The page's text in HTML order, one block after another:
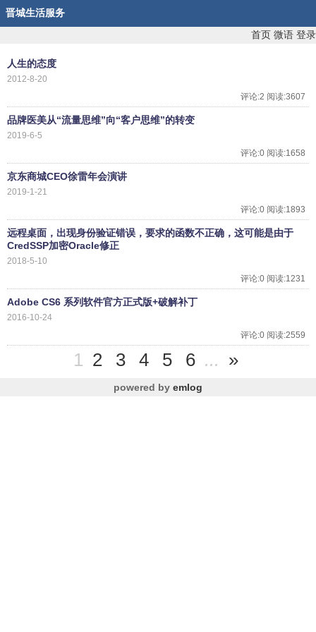
晋城生活服务
首页 微语 登录
人生的态度
2012-8-20
评论:2 阅读:3607
品牌医美从“流量思维”向“客户思维”的转变
2019-6-5
评论:0 阅读:1658
京东商城CEO徐雷年会演讲
2019-1-21
评论:0 阅读:1893
远程桌面，出现身份验证错误，要求的函数不正确，这可能是由于
CredSSP加密Oracle修正
2018-5-10
评论:0 阅读:1231
Adobe CS6 系列软件官方正式版+破解补丁
2016-10-24
评论:0 阅读:2559
1 2 3 4 5 6 ... »
powered by emlog